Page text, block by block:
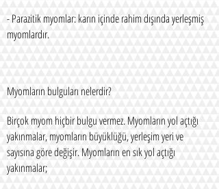
- Parazitik myomlar: karın içinde rahim dışında yerleşmiş
myomlardır.
Myomların bulguları nelerdir?
Birçok myom hiçbir bulgu vermez. Myomların yol açtığı
yakınmalar, myomların büyüklüğü, yerleşim yeri ve
sayısına göre değişir. Myomların en sık yol açtığı
yakınmalar;